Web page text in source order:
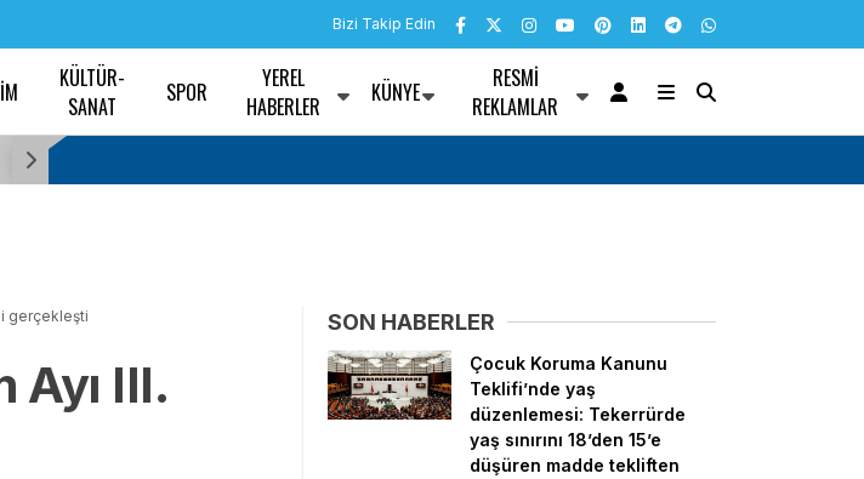
Bizi Takip Edin
KÜLTÜR-
SANAT
SPOR
YEREL
HABERLER
KÜNYE
RESMI
REKLAMLAR
Kuşoğlu: CHP’yi bölenler Sarayla çalışıyordur
gerçekleşti
III.
SON HABERLER
Çocuk Koruma Kanunu
Teklifi’nde yaş
düzenlemesi: Tekerrürde
yaş sınırını 18’den 15’e
düşüren madde tekliften